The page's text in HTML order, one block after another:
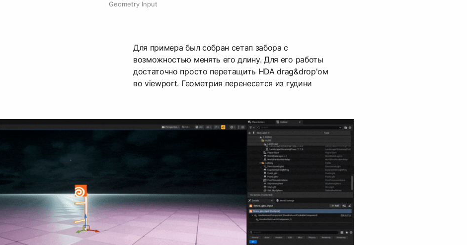
Geometry Input
Для примера был собран сетап забора с
возможностью менять его длину. Для его работы
достаточно просто перетащить HDA drag&drop'ом
во viewport. Геометрия перенесется из гудини